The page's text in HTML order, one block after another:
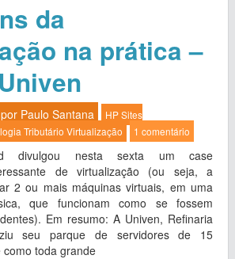
da
na prática –
Paulo Santana HPSites
Tributário Virtualização 1 comentário
divulgou nesta sexta um case
de virtualização (ou seja, a
2 ou mais máquinas virtuais, em uma
que funcionam como se fossem
Em resumo: A Univen, Refinaria
seu parque de servidores de 15
toda grande